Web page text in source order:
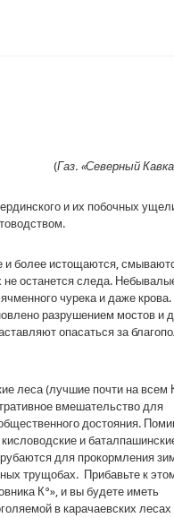
(Газ. «Северный
и их побочных
и более истощаются,
не останется следа.
чурека и даже
разрушением мостов и
опасаться за
леса (лучшие почти на всем
вмешательство для
достояния.
и
для прокормления
трущобах. Прибавьте к
К°», и вы будете иметь
в карачаевских лесах